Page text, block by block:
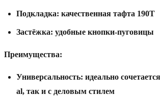
Подкладка: качественная тафта 190T
Застёжка: удобные кнопки-пуговицы
Преимущества:
Универсальность: идеально сочетается
al, так и с деловым стилем